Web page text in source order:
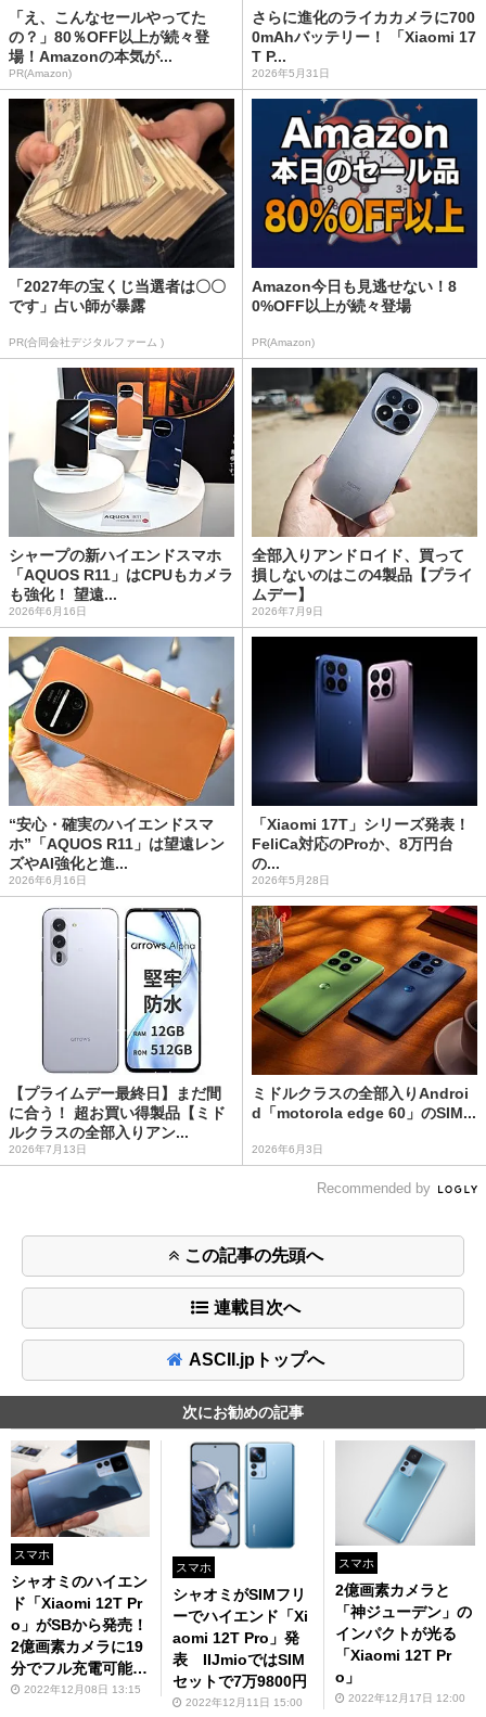
「え、こんなセールやってた
の？」80％OFF以上が続々登
場！Amazonの本気が...
PR(Amazon)
さらに進化のライカカメラに700
0mAhバッテリー！ 「Xiaomi 17
T P...
2026年5月31日
「2027年の宝くじ当選者は〇〇
です」占い師が暴露
PR(合同会社デジタルファーム )
Amazon今日も見逃せない！8
0%OFF以上が続々登場
PR(Amazon)
シャープの新ハイエンドスマホ
「AQUOS R11」はCPUもカメラ
も強化！ 望遠...
2026年6月16日
全部入りアンドロイド、買って
損しないのはこの4製品【プライ
ムデー】
2026年7月9日
“安心・確実のハイエンドスマ
ホ”「AQUOS R11」は望遠レン
ズやAI強化と進...
2026年6月16日
「Xiaomi 17T」シリーズ発表！
FeliCa対応のProか、8万円台
の...
2026年5月28日
【プライムデー最終日】まだ間
に合う！ 超お買い得製品【ミド
ルクラスの全部入りアン...
2026年7月13日
ミドルクラスの全部入りAndroi
d「motorola edge 60」のSIM...
2026年6月3日
Recommended by
この記事の先頭へ
連載目次へ
ASCII.jpトップへ
次にお勧めの記事
スマホ
シャオミのハイエン
ド「Xiaomi 12T Pr
o」がSBから発売！
2億画素カメラに19
分でフル充電可能な
「神ジューデン」
2022年12月08日 13:15
スマホ
シャオミがSIMフリ
ーでハイエンド「Xi
aomi 12T Pro」発
表 IIJmioではSIM
セットで7万9800円
2022年12月11日 15:00
スマホ
2億画素カメラと
「神ジューデン」の
インパクトが光る
「Xiaomi 12T Pr
o」
2022年12月17日 12:00